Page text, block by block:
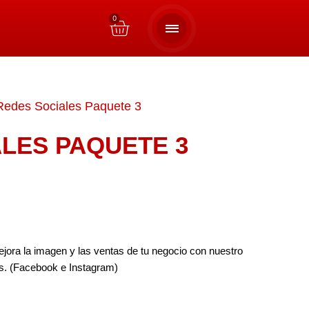
0
Cart
Sociales Paquete 3
PAQUETE 3
la imagen y las ventas de tu negocio con nuestro
(Facebook e Instagram)